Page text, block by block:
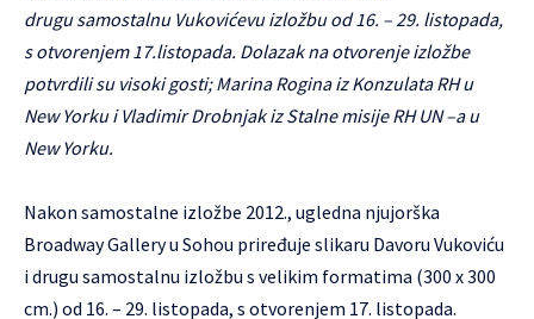
drugu samostalnu Vukovićevu izložbu od 16. – 29. listopada,
s otvorenjem 17.listopada. Dolazak na otvorenje izložbe
potvrdili su visoki gosti; Marina Rogina iz Konzulata RH u
New Yorku i Vladimir Drobnjak iz Stalne misije RH UN –a u
New Yorku.
Nakon samostalne izložbe 2012., ugledna njujorška
Broadway Galleryu Sohou priređuje slikaru Davoru Vukoviću
i drugu samostalnu izložbu s velikim formatima (300 x 300
cm.) od 16. – 29. listopada, s otvorenjem 17. listopada.